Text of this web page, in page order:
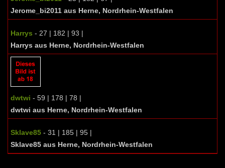
Jerome_bi2011 aus Herne, Nordrhein-Westfalen
Harrys - 27 | 182 | 93 |
Harrys aus Herne, Nordrhein-Westfalen
dwtwi - 59 | 178 | 78 |
dwtwi aus Herne, Nordrhein-Westfalen
Sklave85 - 31 | 185 | 95 |
Sklave85 aus Herne, Nordrhein-Westfalen